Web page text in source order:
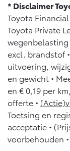
Vanaf € 33.495,-
HYBRIDE
Vanaf € 39.995,-
Schade &
10 jaar Toyota
10 jaar
Toyota
Onderdelen &
Onderdelen
Accessoires
Banden
Laadpas
Energie en slim
Verzekeren
Toyota
Toyota Hybride
Financial Lease
Operational
Bedrijfswagens
Bedrijfswagens
Financieren of
Verzekeren
Bekijk de
* Disclaimer
Toyota
Toyota Private
wegenbelasting
excl. brandstof
uitvoering,
en gewicht •
en € 0,19 per
offerte •
Toetsing en
acceptatie •
voorbehouden •